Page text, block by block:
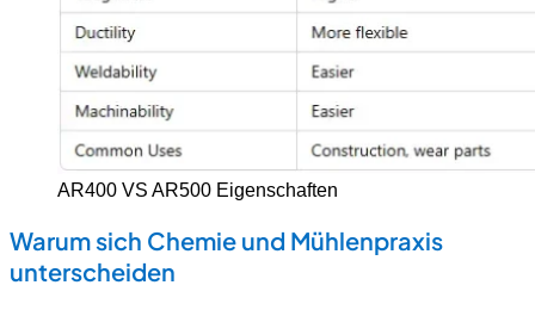
AR400 VS AR500 Eigenschaften
Warum sich Chemie und Mühlenpraxis
unterscheiden